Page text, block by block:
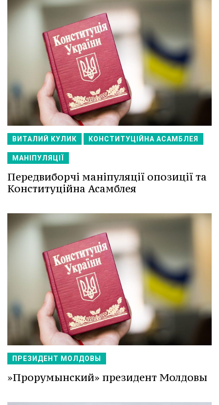
ВИТАЛИЙ КУЛИК КОНСТИТУЦІЙНА АСАМБЛЕЯ
МАНІПУЛЯЦІЇ
Передвиборчі маніпуляції опозиції та
Конституційна Асамблея
ПРЕЗИДЕНТ МОЛДОВЫ
»Прорумынский» президент Молдовы